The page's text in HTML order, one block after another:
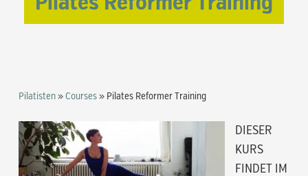
Pilatisten» Courses» Pilates Reformer Training
DIESER
KURS
FINDET IM